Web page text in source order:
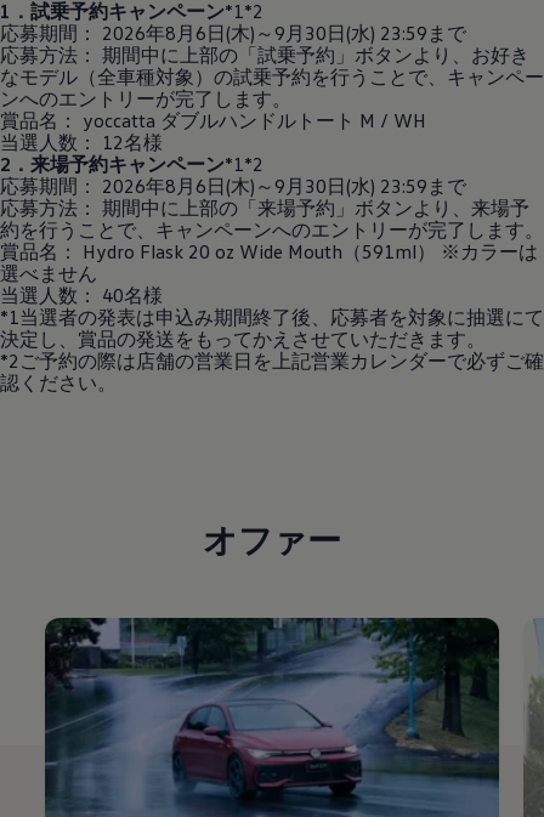
1．試乗予約キャンペーン*1*2
応募期間： 2026年8月6日(木)～9月30日(水) 23:59まで
応募方法： 期間中に上部の「試乗予約」ボタンより、お好き
なモデル（全車種対象）の試乗予約を行うことで、キャンペー
ンへのエントリーが完了します。
賞品名： yoccatta ダブルハンドルトート M / WH
当選人数： 12名様
2．来場予約キャンペーン*1*2
応募期間： 2026年8月6日(木)～9月30日(水) 23:59まで
応募方法： 期間中に上部の「来場予約」ボタンより、来場予
約を行うことで、キャンペーンへのエントリーが完了します。
賞品名： Hydro Flask 20 oz Wide Mouth（591ml） ※カラーは
選べません
当選人数： 40名様
*1当選者の発表は申込み期間終了後、応募者を対象に抽選にて
決定し、賞品の発送をもってかえさせていただきます。
*2ご予約の際は店舗の営業日を上記営業カレンダーで必ずご確
認ください。
オファー